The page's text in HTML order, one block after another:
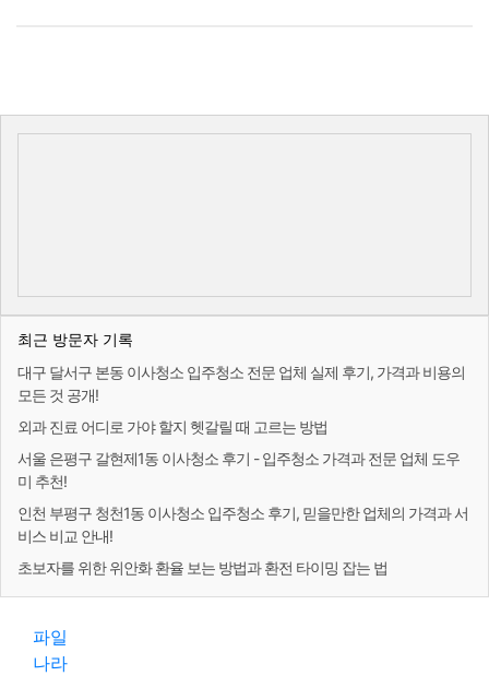
최근 방문자 기록
대구 달서구 본동 이사청소 입주청소 전문 업체 실제 후기, 가격과 비용의
모든 것 공개!
외과 진료 어디로 가야 할지 헷갈릴 때 고르는 방법
서울 은평구 갈현제1동 이사청소 후기 - 입주청소 가격과 전문 업체 도우
미 추천!
인천 부평구 청천1동 이사청소 입주청소 후기, 믿을만한 업체의 가격과 서
비스 비교 안내!
초보자를 위한 위안화 환율 보는 방법과 환전 타이밍 잡는 법
파일
나라